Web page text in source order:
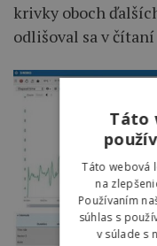
krivky oboch
odlišoval sa v
Táto
Táto webová
na
Používaním
súhlas s
v súlade s